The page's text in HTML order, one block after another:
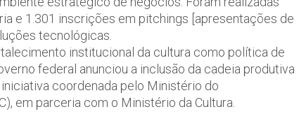
e 1.301 inscrições em pitchings [apresentações de
tecnológicas.
institucional da cultura como política de
federal anunciou a inclusão da cadeia produtiva
coordenada pelo Ministério do
em parceria com o Ministério da Cultura.